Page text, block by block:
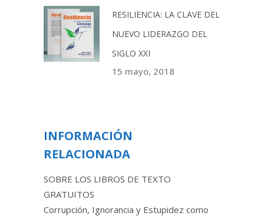
RESILIENCIA: LA CLAVE DEL
NUEVO LIDERAZGO DEL
SIGLO XXI
15 mayo, 2018
INFORMACIÓN
RELACIONADA
SOBRE LOS LIBROS DE TEXTO
GRATUITOS
Corrupción, Ignorancia y Estupidez como